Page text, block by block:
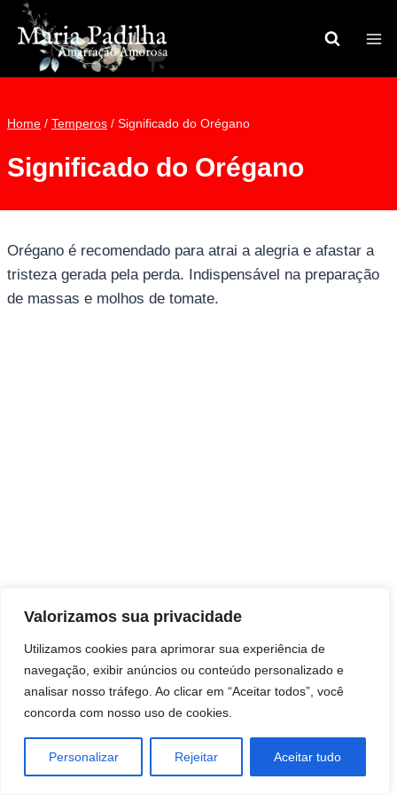
Valorizamos sua privacidade
Utilizamos cookies para aprimorar sua experiência de
navegação, exibir anúncios ou conteúdo personalizado e
analisar nosso tráfego. Ao clicar em “Aceitar todos”, você
concorda com nosso uso de cookies.
Personalizar Rejeitar Aceitar tudo
Pular
para
Conteúdo
Home / Temperos / Significado do Orégano
Significado do Orégano
Orégano é recomendado para atrai a alegria e afastar a
tristeza gerada pela perda. Indispensável na preparação
de massas e molhos de tomate.
Consultas e trabalhos espirituais
Brasil - Santa Catarina - São José